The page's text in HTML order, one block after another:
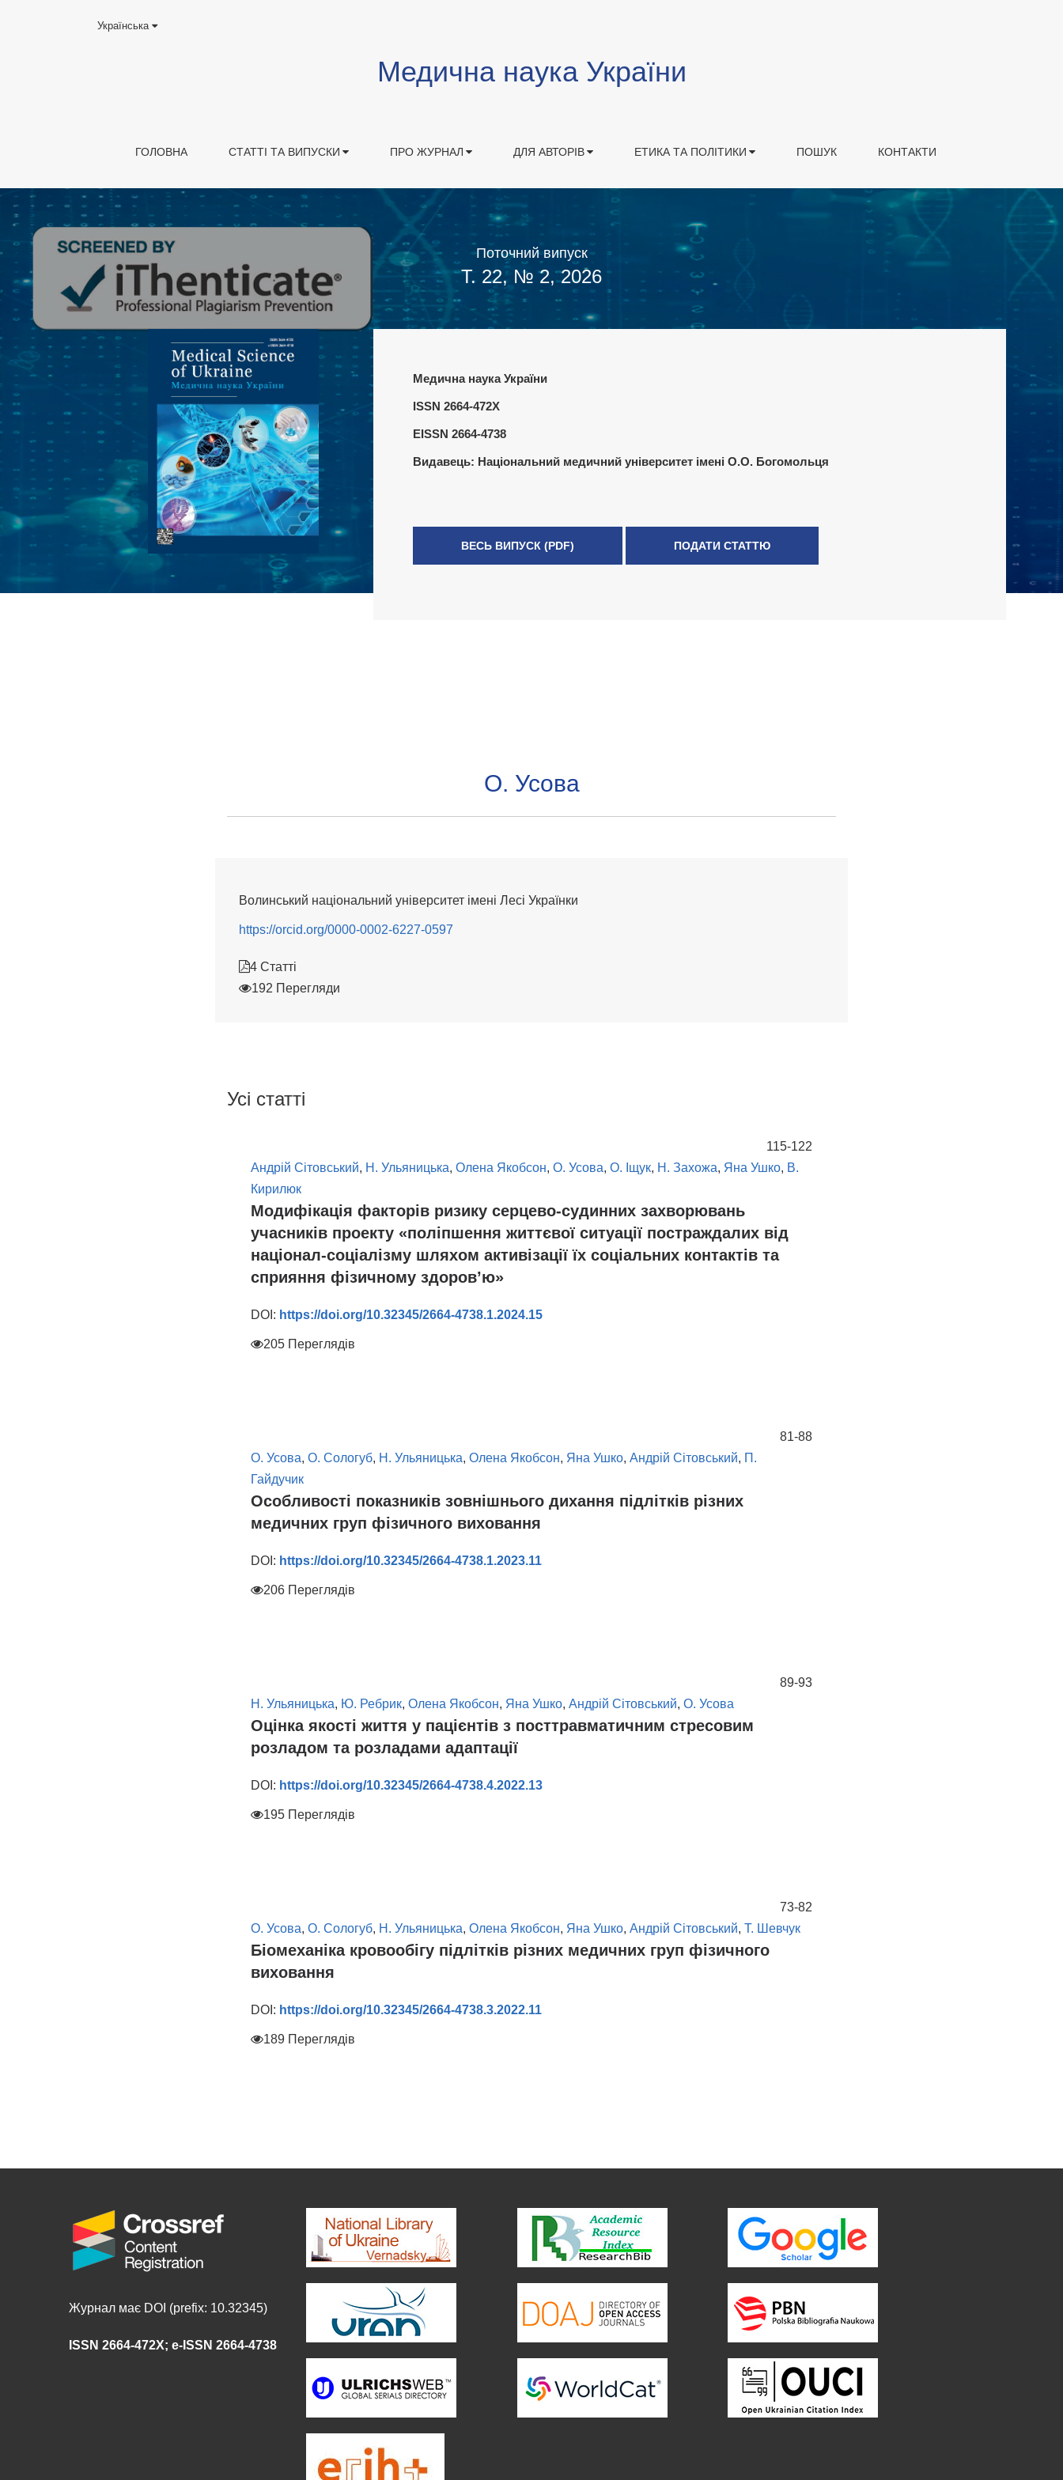
Українська
Медична наука України
ГОЛОВНА СТАТТІ ТА ВИПУСКИ ПРО ЖУРНАЛ ДЛЯ АВТОРІВ ЕТИКА ТА ПОЛІТИКИ ПОШУК КОНТАКТИ
Поточний випуск
Т. 22, № 2, 2026
Медична наука України
ISSN 2664-472X
EISSN 2664-4738
Видавець: Національний медичний університет імені О.О. Богомольця
ВЕСЬ ВИПУСК (PDF) ПОДАТИ СТАТТЮ
О. Усова
Волинський національний університет імені Лесі Українки
https://orcid.org/0000-0002-6227-0597
4 Статті
192 Перегляди
Усі статті
115-122
Андрій Сітовський, Н. Ульяницька, Олена Якобсон, О. Усова, О. Іщук, Н. Захожа, Яна Ушко, В.
Кирилюк
Модифікація факторів ризику серцево-судинних захворювань
учасників проекту «поліпшення життєвої ситуації постраждалих від
націонал-соціалізму шляхом активізації їх соціальних контактів та
сприяння фізичному здоров’ю»
DOI: https://doi.org/10.32345/2664-4738.1.2024.15
205 Переглядів
81-88
О. Усова, О. Сологуб, Н. Ульяницька, Олена Якобсон, Яна Ушко, Андрій Сітовський, П.
Гайдучик
Особливості показників зовнішнього дихання підлітків різних
медичних груп фізичного виховання
DOI: https://doi.org/10.32345/2664-4738.1.2023.11
206 Переглядів
89-93
Н. Ульяницька, Ю. Ребрик, Олена Якобсон, Яна Ушко, Андрій Сітовський, О. Усова
Оцінка якості життя у пацієнтів з посттравматичним стресовим
розладом та розладами адаптації
DOI: https://doi.org/10.32345/2664-4738.4.2022.13
195 Переглядів
73-82
О. Усова, О. Сологуб, Н. Ульяницька, Олена Якобсон, Яна Ушко, Андрій Сітовський, Т. Шевчук
Біомеханіка кровообігу підлітків різних медичних груп фізичного
виховання
DOI: https://doi.org/10.32345/2664-4738.3.2022.11
189 Переглядів
Журнал має DOI (prefix: 10.32345)
ISSN 2664-472X; e-ISSN 2664-4738